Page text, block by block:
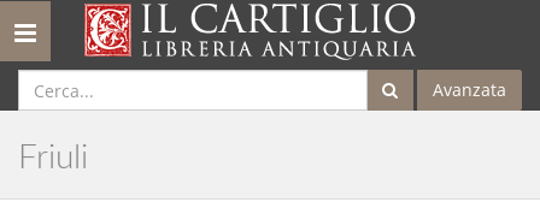
Toggle
navigation
Avanzata
Friuli